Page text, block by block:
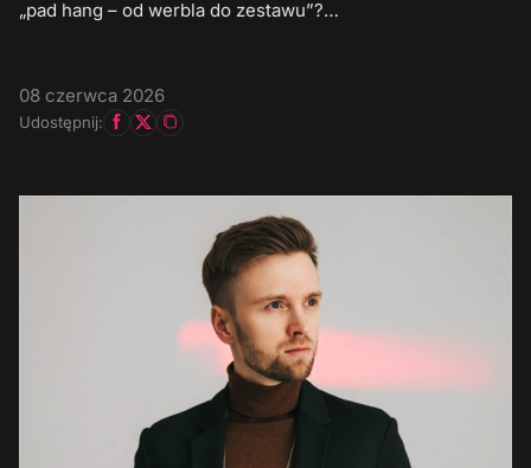
„pad hang – od werbla do zestawu”?…
08 czerwca 2026
Udostępnij: